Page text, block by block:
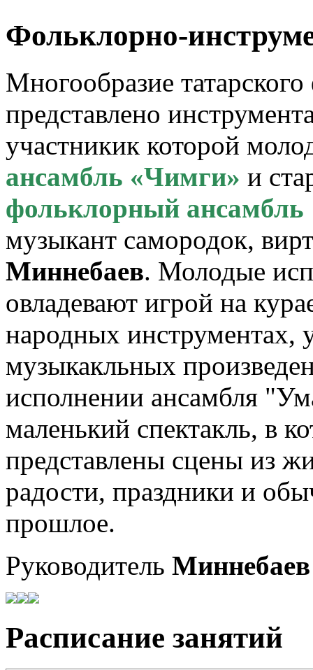
Фольклорно-
Многообразие
представлено
участникик которой
ансамбль «Чимги» и
фольклорный
музыкант самородок,
Миннебаев. Молодые
овладевают игрой на
народных инструментах,
музыкакльных
исполнении ансамбля
маленький спектакль, в
представлены сцены из
радости, праздники и
прошлое.
Руководитель
Расписание занятий